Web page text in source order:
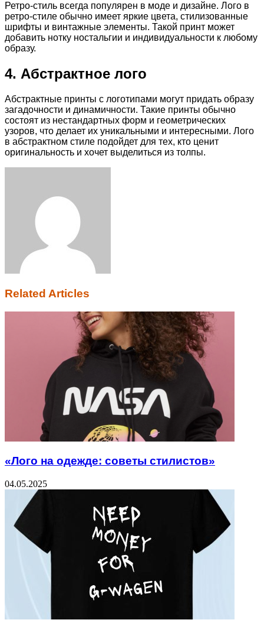
Ретро-стиль всегда популярен в моде и дизайне. Лого в
ретро-стиле обычно имеет яркие цвета, стилизованные
шрифты и винтажные элементы. Такой принт может
добавить нотку ностальгии и индивидуальности к любому
образу.
4. Абстрактное лого
Абстрактные принты с логотипами могут придать образу
загадочности и динамичности. Такие принты обычно
состоят из нестандартных форм и геометрических
узоров, что делает их уникальными и интересными. Лого
в абстрактном стиле подойдет для тех, кто ценит
оригинальность и хочет выделиться из толпы.
Related Articles
«Лого на одежде: советы стилистов»
04.05.2025